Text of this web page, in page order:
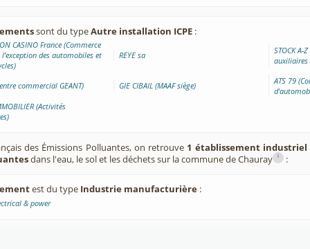
sont du typeAutre installation ICPE :
CASINO France (Commerce
des automobiles et
REYE sa
STOCK A-
auxiliaires
commercial GEANT) GIE CIBAIL (MAAF siège)
ATS 79
(Activités
des Émissions Polluantes, on retrouve 1 établissement
dans l'eau, le sol et les déchets sur la commune de Chauray i :
est du type Industrie manufacturière :
& power